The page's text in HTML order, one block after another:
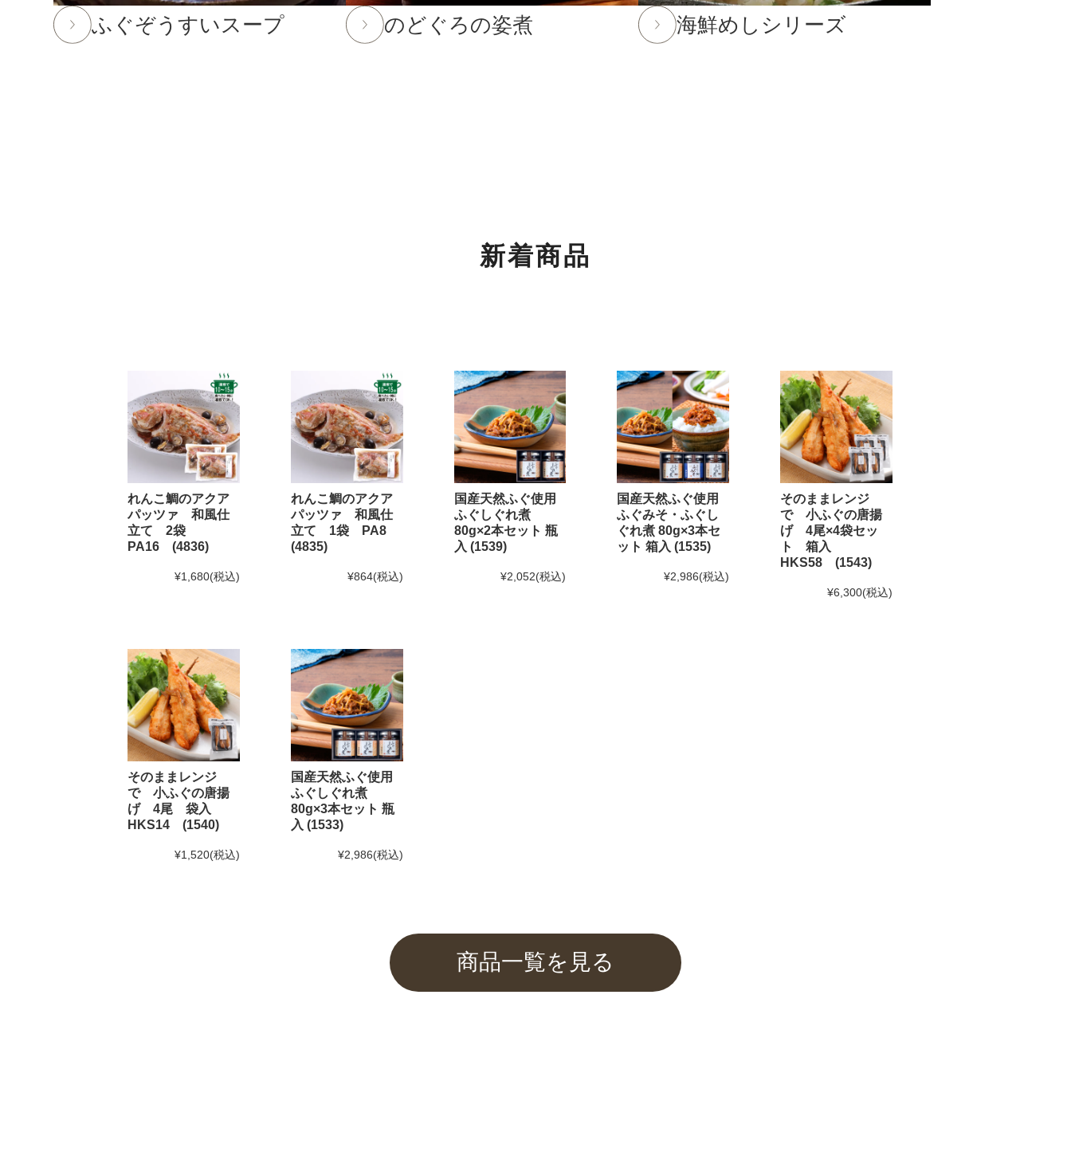
あらかじめご了承ください。
2025年2月25日 【本店カフェのお知らせ】
春の新作パンケーキ「SHINWA抹茶パンケーキ 大田いちご」「SHINWAパンケーキ いちごミルフィーユ」が3月より登場です！
こちら
2025年2月22日 BSS山陰放送「JOY!＋」にて和田珍味の「ふぐ味醂干」「ふぐ一夜干」が紹介されました
2024年12月5日実店舗の年末年始の営業時間について
年内発送受付は12月20日(金)11:59までとなります。12月20日(金)12:00以降のご注文は2025年1月10日(金)からのお届けとなります。予めご了承下さい。
2024年8月30日大感謝祭「秋のうまいもん」開催中！
2024年8月27日 【和田珍味本店・福乃和からのお知らせ[訂正]】
台風10号の影響により8月28日(水)を臨時休業とさせて頂く予定でしたが、
台風の影響が少ないため通常通り営業
することといたしました。
なお、台風の進路によっては29日(木)・30日(金)の営業時間を変更する場合がございます。
ご来店予定の方は随時お知らせをご確認頂けますと幸いです。
2024年7月30日 【お盆期間の発送に関するご案内】
あらかじめご了承ください。
使えるニュース ランチバッグ様にてふぐみそを紹介して頂きました
ふぐぞうすいスープ のどぐろの姿煮 海鮮めしシリーズ
新着商品
れんこ鯛のアクア
パッツァ 和風仕
立て 2袋
PA16 (4836)
¥1,680(税込)
れんこ鯛のアクア
パッツァ 和風仕
立て 1袋 PA8
(4835)
¥864(税込)
国産天然ふぐ使用
ふぐしぐれ煮
80g×2本セット 瓶
入 (1539)
¥2,052(税込)
国産天然ふぐ使用
ふぐみそ・ふぐし
ぐれ煮 80g×3本セ
ット 箱入 (1535)
¥2,986(税込)
そのままレンジ
で 小ふぐの唐揚
げ 4尾×4袋セッ
ト 箱入
HKS58 (1543)
¥6,300(税込)
そのままレンジ
で 小ふぐの唐揚
げ 4尾 袋入
HKS14 (1540)
¥1,520(税込)
国産天然ふぐ使用
ふぐしぐれ煮
80g×3本セット 瓶
入 (1533)
¥2,986(税込)
商品一覧を見る